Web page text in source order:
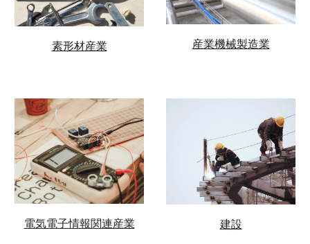
素形材産業 産業機械製造業
電気電子情報関連産業 建設